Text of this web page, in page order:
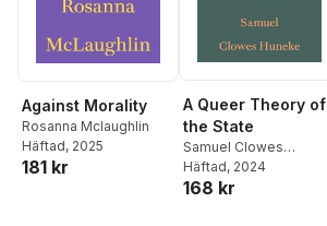
Against Morality
Rosanna Mclaughlin
Häftad, 2025
181 kr
A Queer Theory of
the State
Samuel Clowes
Huneke
Häftad, 2024
168 kr